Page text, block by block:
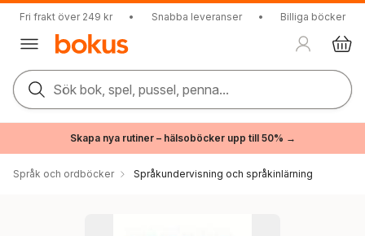
Fri frakt över 249 kr • Snabba leveranser • Billiga böcker
Sök bok, spel, pussel, penna...
Skapa nya rutiner – hälsoböcker upp till 50% →
Språk och ordböcker Språkundervisning och språkinlärning